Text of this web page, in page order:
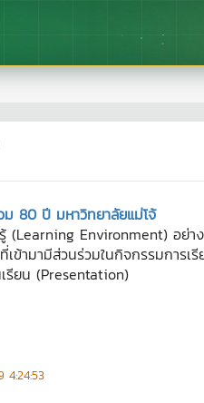
ม 80 ปี มหาวิทยาลัยแม่โจ้
Environment) อย่า
ข้ามามีส่วนร่วมในกิจกรรมกา
รียน (Presentation)